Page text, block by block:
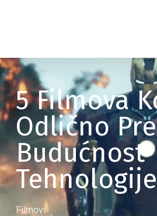
5 Filmova
Odlično
Budućnost
Tehnologije
Filmovi